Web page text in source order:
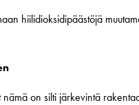
hiilidioksidipäästöjä
nämä on silti järkevintä